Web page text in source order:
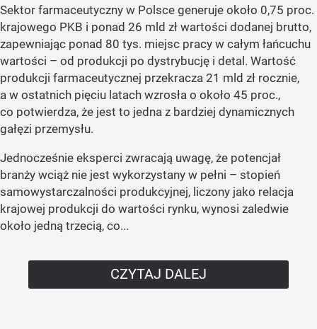
Sektor farmaceutyczny w Polsce generuje około 0,75 proc.
krajowego PKB i ponad 26 mld zł wartości dodanej brutto,
zapewniając ponad 80 tys. miejsc pracy w całym łańcuchu
wartości – od produkcji po dystrybucję i detal. Wartość
produkcji farmaceutycznej przekracza 21 mld zł rocznie,
a w ostatnich pięciu latach wzrosła o około 45 proc.,
co potwierdza, że jest to jedna z bardziej dynamicznych
gałęzi przemysłu.
Jednocześnie eksperci zwracają uwagę, że potencjał
branży wciąż nie jest wykorzystany w pełni – stopień
samowystarczalności produkcyjnej, liczony jako relacja
krajowej produkcji do wartości rynku, wynosi zaledwie
około jedną trzecią, co...
CZYTAJ DALEJ